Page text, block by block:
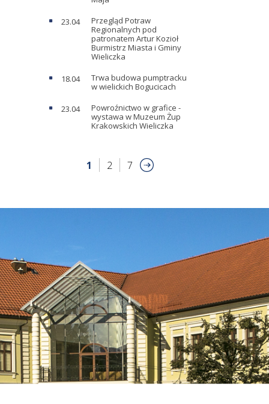
23.04
Przegląd Potraw
Regionalnych pod
patronatem Artur Kozioł
Burmistrz Miasta i Gminy
Wieliczka
18.04
Trwa budowa pumptracku
w wielickich Bogucicach
23.04
Powroźnictwo w grafice -
wystawa w Muzeum Żup
Krakowskich Wieliczka
1 2 7